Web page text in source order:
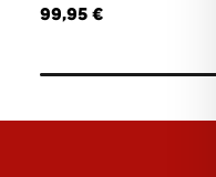
99,95 €